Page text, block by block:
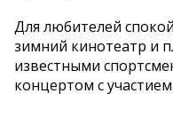
Для любителей
зимний кинотеатр и
известными
концертом с